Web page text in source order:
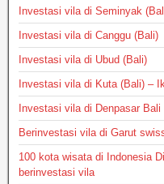
Investasi vila di Seminyak
Investasi vila di Canggu (Bali)
Investasi vila di Ubud (Bali)
Investasi vila di Kuta (Bali) –
Investasi vila di Denpasar Bali
Berinvestasi vila di Garut
100 kota wisata di Indonesia
berinvestasi vila